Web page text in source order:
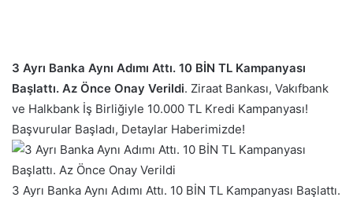
3 Ayrı Banka Aynı Adımı Attı. 10 BİN TL Kampanyası
Başlattı. Az Önce Onay Verildi. Ziraat Bankası, Vakıfbank
ve Halkbank İş Birliğiyle 10.000 TL Kredi Kampanyası!
Başvurular Başladı, Detaylar Haberimizde!
3 Ayrı Banka Aynı Adımı Attı. 10 BİN TL Kampanyası Başlattı.